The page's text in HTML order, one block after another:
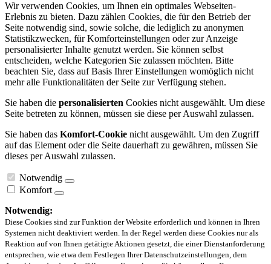
Wir verwenden Cookies, um Ihnen ein optimales Webseiten-
Erlebnis zu bieten. Dazu zählen Cookies, die für den Betrieb der
Seite notwendig sind, sowie solche, die lediglich zu anonymen
Statistikzwecken, für Komforteinstellungen oder zur Anzeige
personalisierter Inhalte genutzt werden. Sie können selbst
entscheiden, welche Kategorien Sie zulassen möchten. Bitte
beachten Sie, dass auf Basis Ihrer Einstellungen womöglich nicht
mehr alle Funktionalitäten der Seite zur Verfügung stehen.
Sie haben die personalisierten Cookies nicht ausgewählt. Um diese
Seite betreten zu können, müssen sie diese per Auswahl zulassen.
Sie haben das Komfort-Cookie nicht ausgewählt. Um den Zugriff
auf das Element oder die Seite dauerhaft zu gewähren, müssen Sie
dieses per Auswahl zulassen.
Notwendig
Komfort
Notwendig:
Diese Cookies sind zur Funktion der Website erforderlich und können in Ihren
Systemen nicht deaktiviert werden. In der Regel werden diese Cookies nur als
Reaktion auf von Ihnen getätigte Aktionen gesetzt, die einer Dienstanforderung
entsprechen, wie etwa dem Festlegen Ihrer Datenschutzeinstellungen, dem